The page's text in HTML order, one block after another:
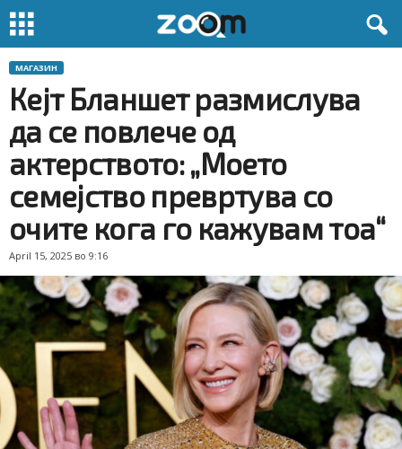
МАГАЗИН
Кејт Бланшет размислува
да се повлече од
актерството: „Моето
семејство превртува со
очите кога го кажувам тоа“
April 15, 2025 во 9:16